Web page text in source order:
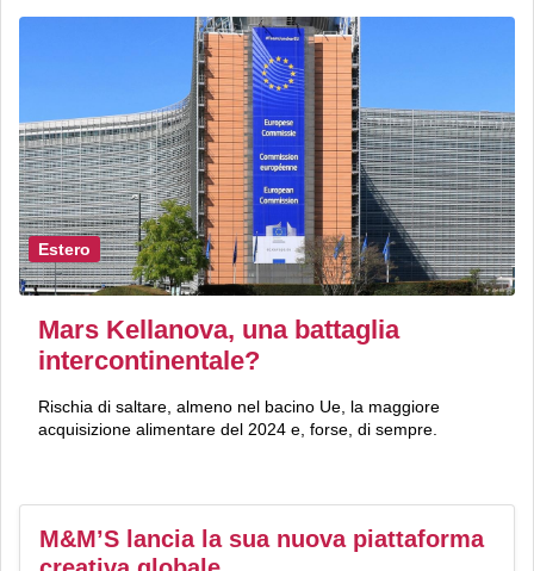
Estero
Mars Kellanova, una battaglia
intercontinentale?
Rischia di saltare, almeno nel bacino Ue, la maggiore
acquisizione alimentare del 2024 e, forse, di sempre.
M&M’S lancia la sua nuova piattaforma